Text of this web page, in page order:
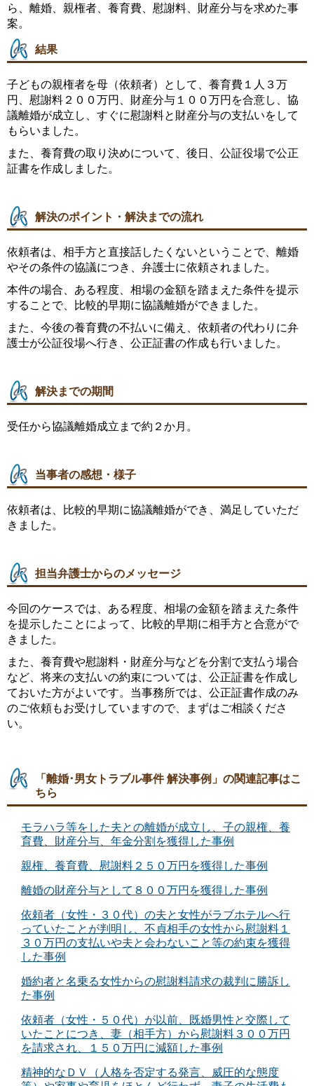
ら、離婚、親権者、養育費、慰謝料、財産分与を求めた事
案。
結果
子どもの親権者を母（依頼者）として、養育費１人３万
円、慰謝料２００万円、財産分与１００万円を合意し、協
議離婚が成立し、すぐに慰謝料と財産分与の支払いをして
もらいました。
また、養育費の取り決めについて、後日、公証役場で公正
証書を作成しました。
解決のポイント・解決までの流れ
依頼者は、相手方と直接話したくないということで、離婚
やその条件の協議につき、弁護士に依頼されました。
本件の場合、ある程度、相場の金額を踏まえた条件を提示
することで、比較的早期に協議離婚ができました。
また、今後の養育費の不払いに備え、依頼者の代わりに弁
護士が公証役場へ行き、公正証書の作成も行いました。
解決までの期間
受任から協議離婚成立まで約２か月。
当事者の感想・様子
依頼者は、比較的早期に協議離婚ができ、満足していただ
きました。
担当弁護士からのメッセージ
今回のケースでは、ある程度、相場の金額を踏まえた条件
を提示したことによって、比較的早期に相手方と合意がで
きました。
また、養育費や慰謝料・財産分与などを分割で支払う場合
など、将来の支払いの約束については、公正証書を作成し
ておいた方がよいです。当事務所では、公正証書作成のみ
のご依頼もお受けしていますので、まずはご相談くださ
い。
「離婚･男女トラブル事件 解決事例」の関連記事はこ
ちら
モラハラ等をした夫との離婚が成立し、子の親権、養
育費、財産分与、年金分割を獲得した事例
親権、養育費、慰謝料２５０万円を獲得した事例
離婚の財産分与として８００万円を獲得した事例
依頼者（女性・３０代）の夫と女性がラブホテルへ行
っていたことが判明し、不貞相手の女性から慰謝料１
３０万円の支払いや夫と会わないこと等の約束を獲得
した事例
婚約者と名乗る女性からの慰謝料請求の裁判に勝訴し
た事例
依頼者（女性・５０代）が以前、既婚男性と交際して
いたことにつき、妻（相手方）から慰謝料３００万円
を請求され、１５０万円に減額した事例
精神的なＤＶ（人格を否定する発言、威圧的な態度